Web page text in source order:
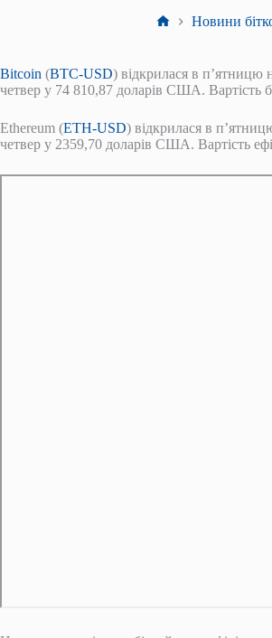
Головна
Новини
Bitcoin (BTC-USD) відкрилася в п’ятницю
четвер у 74 810,87 доларів США. Вартість
Ethereum (ETH-USD) відкрилася в
четвер у 2359,70 доларів США. Вартість